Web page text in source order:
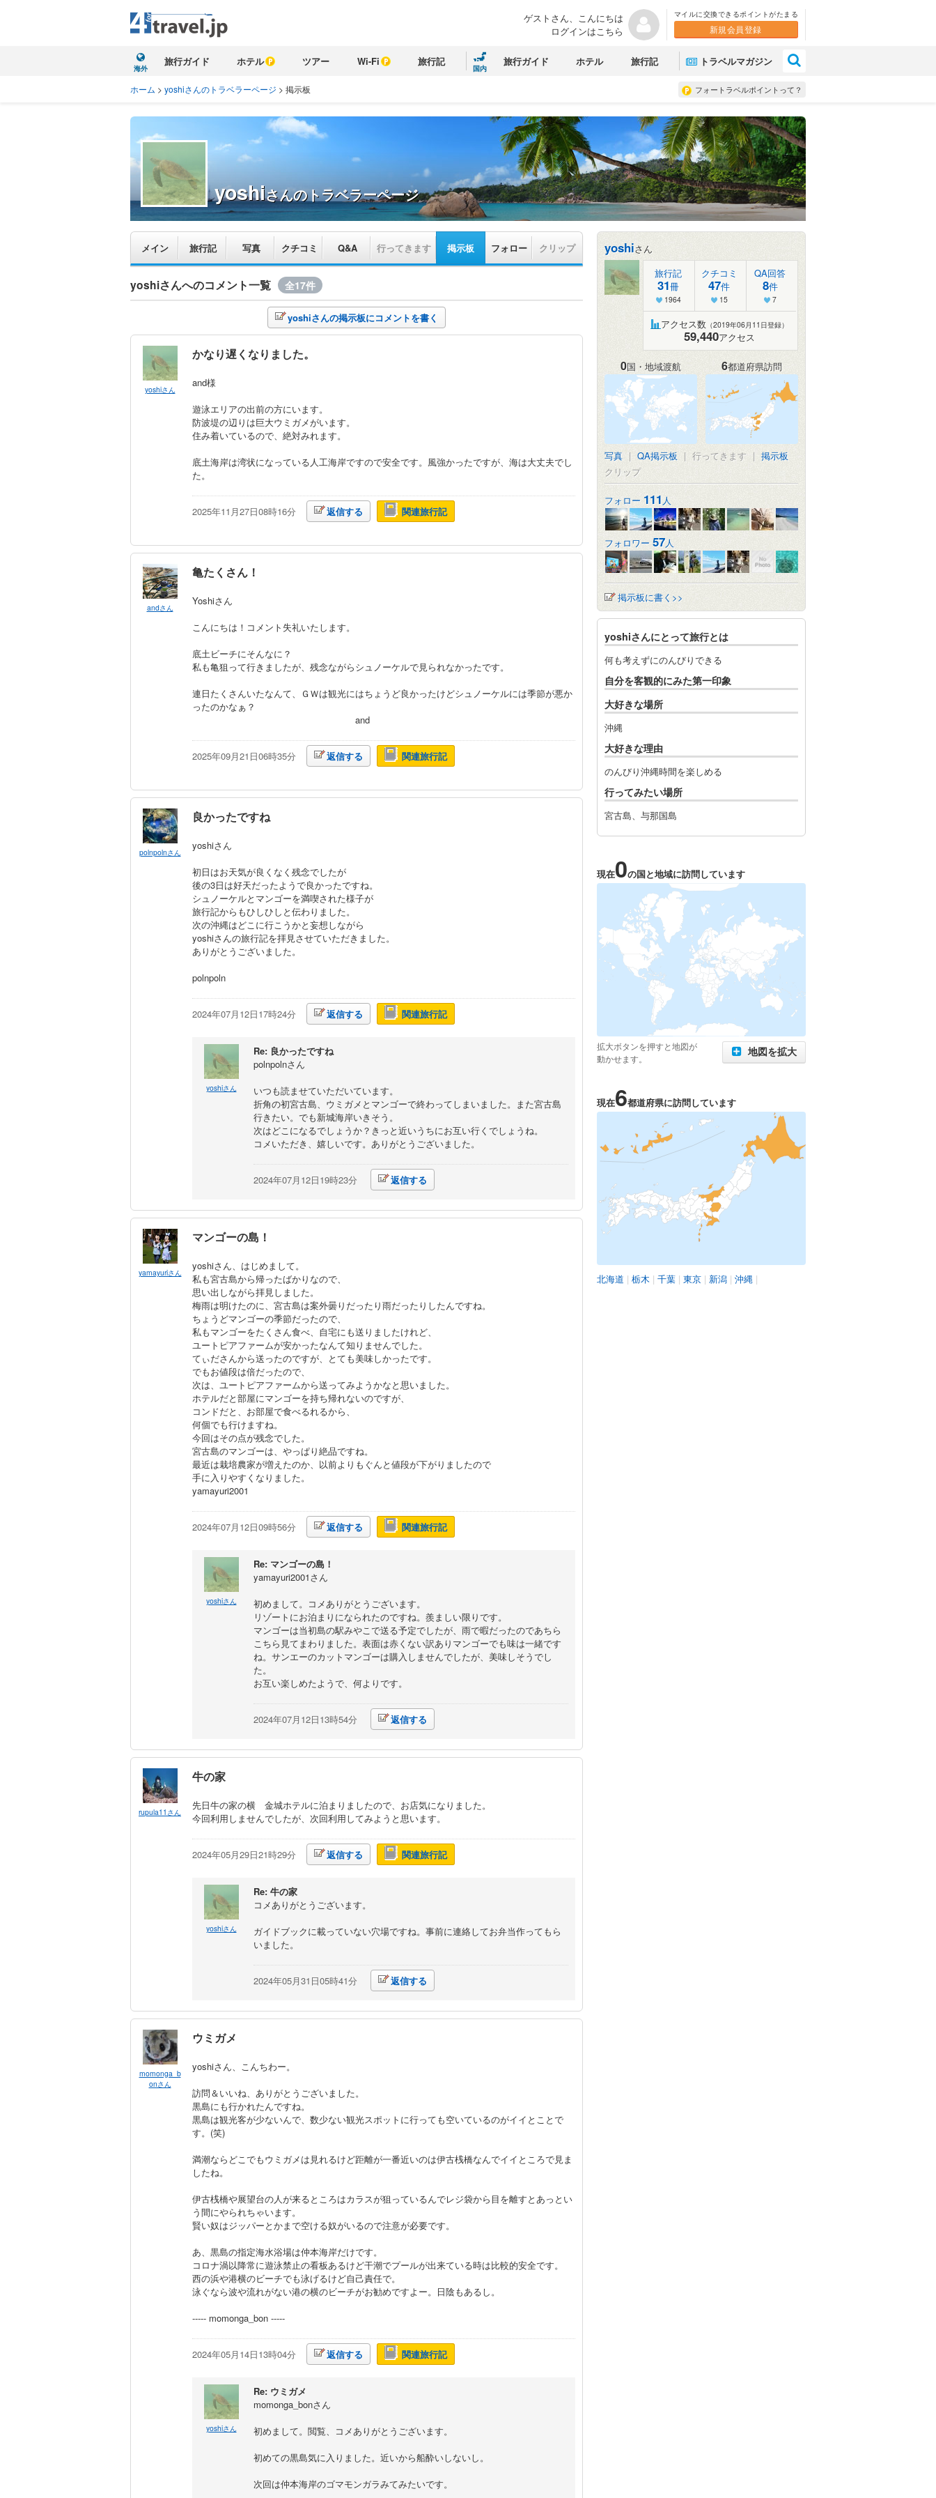
ゲストさん、こんにちは
ログインはこちら
マイルに交換できるポイントがたまる
新規会員登録
海外
旅行ガイド ホテル ツアー Wi-Fi 旅行記
国内
旅行ガイド ホテル 旅行記 トラベルマガジン
フォートラベルポイントって？
ホーム > yoshiさんのトラベラーページ > 掲示板
yoshiさんのトラベラーページ
メイン 旅行記 写真 クチコミ Q&A 行ってきます 掲示板 フォロー クリップ
yoshiさんへのコメント一覧 全17件
yoshiさんの掲示板にコメントを書く
yoshiさん
かなり遅くなりました。
and様
遊泳エリアの出前の方にいます。
防波堤の辺りは巨大ウミガメがいます。
住み着いているので、絶対みれます。
底土海岸は湾状になっている人工海岸ですので安全です。風強かったですが、海は大丈夫でし
た。
2025年11月27日08時16分 返信する 関連旅行記
andさん
亀たくさん！
Yoshiさん
こんにちは！コメント失礼いたします。
底土ビーチにそんなに？
私も亀狙って行きましたが、残念ながらシュノーケルで見られなかったです。
連日たくさんいたなんて、ＧＷは観光にはちょうど良かったけどシュノーケルには季節が悪か
ったのかなぁ？
and
2025年09月21日06時35分 返信する 関連旅行記
polnpolnさん
良かったですね
yoshiさん
初日はお天気が良くなく残念でしたが
後の3日は好天だったようで良かったですね。
シュノーケルとマンゴーを満喫された様子が
旅行記からもひしひしと伝わりました。
次の沖縄はどこに行こうかと妄想しながら
yoshiさんの旅行記を拝見させていただきました。
ありがとうございました。
polnpoln
2024年07月12日17時24分 返信する 関連旅行記
yoshiさん
Re: 良かったですね
polnpolnさん
いつも読ませていただいています。
折角の初宮古島、ウミガメとマンゴーで終わってしまいました。また宮古島
行きたい。でも新城海岸いきそう。
次はどこになるでしょうか？きっと近いうちにお互い行くでしょうね。
コメいただき、嬉しいです。ありがとうございました。
2024年07月12日19時23分 返信する
yamayuriさん
マンゴーの島！
yoshiさん、はじめまして。
私も宮古島から帰ったばかりなので、
思い出しながら拝見しました。
梅雨は明けたのに、宮古島は案外曇りだったり雨だったりしたんですね。
ちょうどマンゴーの季節だったので、
私もマンゴーをたくさん食べ、自宅にも送りましたけれど、
ユートピアファームが安かったなんて知りませんでした。
てぃださんから送ったのですが、とても美味しかったです。
でもお値段は倍だったので、
次は、ユートピアファームから送ってみようかなと思いました。
ホテルだと部屋にマンゴーを持ち帰れないのですが、
コンドだと、お部屋で食べるれるから、
何個でも行けますね。
今回はその点が残念でした。
宮古島のマンゴーは、やっぱり絶品ですね。
最近は栽培農家が増えたのか、以前よりもぐんと値段が下がりましたので
手に入りやすくなりました。
yamayuri2001
2024年07月12日09時56分 返信する 関連旅行記
yoshiさん
Re: マンゴーの島！
yamayuri2001さん
初めまして。コメありがとうございます。
リゾートにお泊まりになられたのですね。羨ましい限りです。
マンゴーは当初島の駅みやこで送る予定でしたが、雨で暇だったのであちら
こちら見てまわりました。表面は赤くない訳ありマンゴーでも味は一緒です
ね。サンエーのカットマンゴーは購入しませんでしたが、美味しそうでし
た。
お互い楽しめたようで、何よりです。
2024年07月12日13時54分 返信する
rupula11さん
牛の家
先日牛の家の横 金城ホテルに泊まりましたので、お店気になりました。
今回利用しませんでしたが、次回利用してみようと思います。
2024年05月29日21時29分 返信する 関連旅行記
yoshiさん
Re: 牛の家
コメありがとうございます。
ガイドブックに載っていない穴場ですね。事前に連絡してお弁当作ってもら
いました。
2024年05月31日05時41分 返信する
momonga_b
onさん
ウミガメ
yoshiさん、こんちわー。
訪問＆いいね、ありがとうございました。
黒島にも行かれたんですね。
黒島は観光客が少ないんで、数少ない観光スポットに行っても空いているのがイイとことで
す。(笑)
満潮ならどこでもウミガメは見れるけど距離が一番近いのは伊古桟橋なんでイイところで見ま
したね。
伊古桟橋や展望台の人が来るところはカラスが狙っているんでレジ袋から目を離すとあっとい
う間にやられちゃいます。
賢い奴はジッパーとかまで空ける奴がいるので注意が必要です。
あ、黒島の指定海水浴場は仲本海岸だけです。
コロナ渦以降常に遊泳禁止の看板あるけど干潮でプールが出来ている時は比較的安全です。
西の浜や港横のビーチでも泳げるけど自己責任で。
泳ぐなら波や流れがない港の横のビーチがお勧めですよー。日陰もあるし。
----- momonga_bon -----
2024年05月14日13時04分 返信する 関連旅行記
yoshiさん
Re: ウミガメ
momonga_bonさん
初めまして。閲覧、コメありがとうございます。
初めての黒島気に入りました。近いから船酔いしないし。
次回は仲本海岸のゴマモンガラみてみたいです。
yoshiさん
旅行記
31冊
1964
クチコミ
47件
15
QA回答
8件
7
アクセス数 （2019年06月11日登録）
59,440アクセス
0国・地域渡航 6都道府県訪問
写真 | QA掲示板 | 行ってきます | 掲示板
クリップ
フォロー 111 人
フォロワー 57人
掲示板に書く>>
yoshiさんにとって旅行とは
何も考えずにのんびりできる
自分を客観的にみた第一印象
大好きな場所
沖縄
大好きな理由
のんびり沖縄時間を楽しめる
行ってみたい場所
宮古島、与那国島
現在0の国と地域に訪問しています
拡大ボタンを押すと地図が
動かせます。
地図を拡大
現在6都道府県に訪問しています
北海道 | 栃木 | 千葉 | 東京 | 新潟 | 沖縄 |